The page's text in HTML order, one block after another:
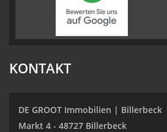
KONTAKT
DE GROOT Immobilien | Billerbeck
Markt 4 - 48727 Billerbeck